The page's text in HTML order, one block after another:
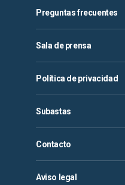
Preguntas frecuentes
Sala de prensa
Política de privacidad
Subastas
Contacto
Aviso legal